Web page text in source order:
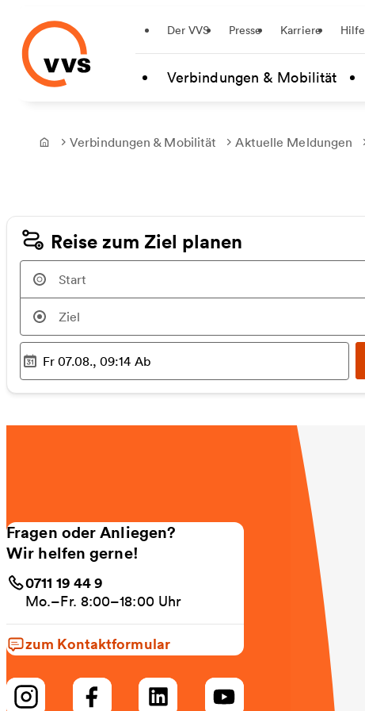
Zum Hauptinhalt springen
Der VVS Presse Karriere
Verbindungen & Mobilität
Frontpage
Verbindungen & Mobilität Aktuelle Meldungen
Reise zum Ziel planen
Ausgewählter Zeitpunkt
Fr 07.08., 09:14 Ab
Fragen oder Anliegen?
Wir helfen gerne!
0711 19 44 9
Mo.–Fr. 8:00–18:00 Uhr
zum Kontaktformular